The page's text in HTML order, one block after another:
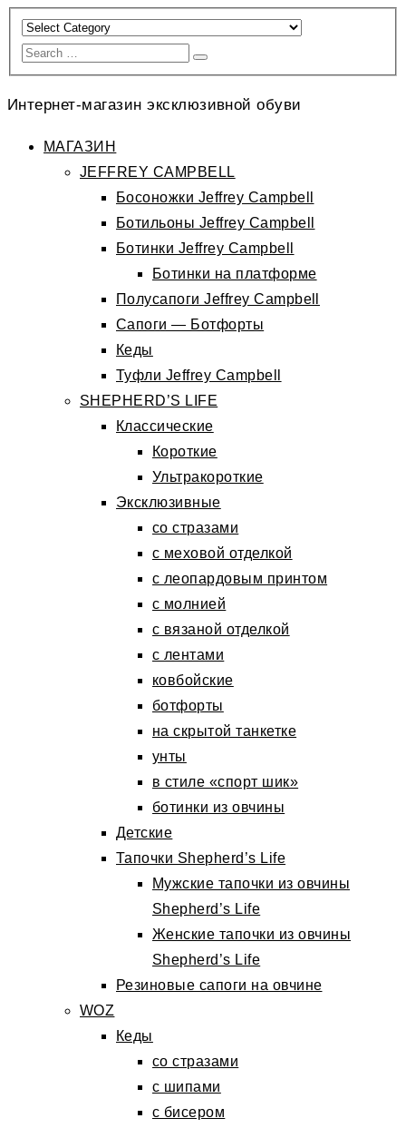
Интернет-магазин эксклюзивной обуви
МАГАЗИН
JEFFREY CAMPBELL
Босоножки Jeffrey Campbell
Ботильоны Jeffrey Campbell
Ботинки Jeffrey Campbell
Ботинки на платформе
Полусапоги Jeffrey Campbell
Сапоги — Ботфорты
Кеды
Туфли Jeffrey Campbell
SHEPHERD’S LIFE
Классические
Короткие
Ультракороткие
Эксклюзивные
со стразами
с меховой отделкой
с леопардовым принтом
с молнией
с вязаной отделкой
с лентами
ковбойские
ботфорты
на скрытой танкетке
унты
в стиле «спорт шик»
ботинки из овчины
Детские
Тапочки Shepherd’s Life
Мужские тапочки из овчины
Shepherd’s Life
Женские тапочки из овчины
Shepherd’s Life
Резиновые сапоги на овчине
WOZ
Кеды
со стразами
с шипами
с бисером